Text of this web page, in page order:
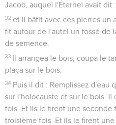
Jacob, auquel l'Éternel avait dit
32 et il bâtit avec ces pierres un
fit autour de l'autel un fossé de
de semence.
33 Il arrangea le bois, coupa le
plaça sur le bois.
34 Puis il dit : Remplissez d'eau
sur l'holocauste et sur le bois. Il
fois. Et ils le firent une seconde
troisième fois. Et ils le firent une